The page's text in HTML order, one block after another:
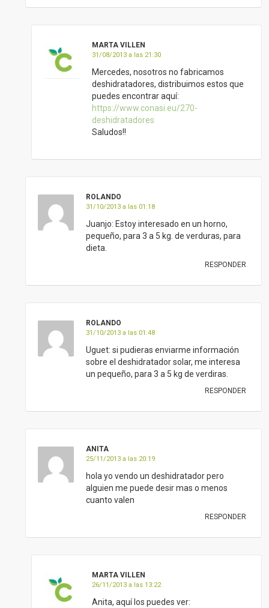
MARTA VILLEN
31/08/2013 a las 21:30
Mercedes, nosotros no fabricamos
deshidratadores, distribuimos estos que
puedes encontrar aquí:
https://www.conasi.eu/270-
deshidratadores
Saludos!!
ROLANDO
31/10/2013 a las 01:18
Juanjo: Estoy interesado en un horno,
pequeño, para 3 a 5 kg. de verduras, para
dieta.
RESPONDER
ROLANDO
31/10/2013 a las 01:48
Uguet: si pudieras enviarme información
sobre el deshidratador solar, me interesa
un pequeño, para 3 a 5 kg de verdiras.
RESPONDER
ANITA
25/11/2013 a las 20:19
hola yo vendo un deshidratador pero
alguien me puede desir mas o menos
cuanto valen
RESPONDER
MARTA VILLEN
26/11/2013 a las 13:22
Anita, aquí los puedes ver: